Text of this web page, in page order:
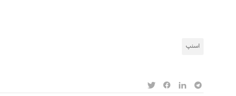
اسنپ